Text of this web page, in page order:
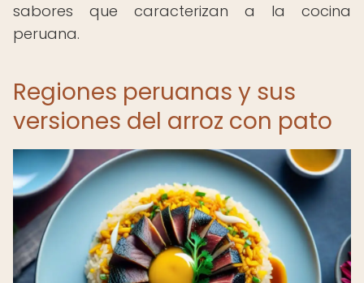
sabores que caracterizan a la cocina
peruana.
Regiones peruanas y sus
versiones del arroz con pato